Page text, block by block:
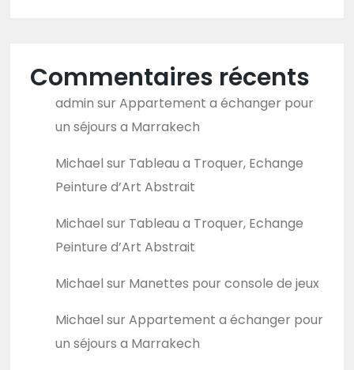
Commentaires récents
admin sur Appartement a échanger pour
un séjours a Marrakech
Michael sur Tableau a Troquer, Echange
Peinture d’Art Abstrait
Michael sur Tableau a Troquer, Echange
Peinture d’Art Abstrait
Michael sur Manettes pour console de jeux
Michael sur Appartement a échanger pour
un séjours a Marrakech